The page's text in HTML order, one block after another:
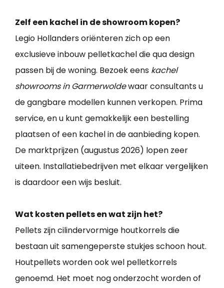
Zelf een kachel in de showroom kopen?
Legio Hollanders oriënteren zich op een
exclusieve inbouw pelletkachel die qua design
passen bij de woning. Bezoek eens kachel
showrooms in Garmerwoldewaar consultants u
de gangbare modellen kunnen verkopen. Prima
service, en u kunt gemakkelijk een bestelling
plaatsen of een kachel in de aanbieding kopen.
De marktprijzen (augustus 2026) lopen zeer
uiteen. Installatiebedrijven met elkaar vergelijken
is daardoor een wijs besluit.
Wat kosten pellets en wat zijn het?
Pellets zijn cilindervormige houtkorrels die
bestaan uit samengeperste stukjes schoon hout.
Houtpellets worden ook wel pelletkorrels
genoemd. Het moet nog onderzocht worden of